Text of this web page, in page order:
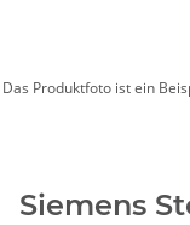
Das Produktfoto ist ein
Siemens